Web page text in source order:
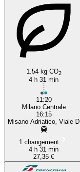
1.54 kg CO2
4 h 31 min
11:20
Milano Centrale
16:15
Misano Adriatico, Viale D
1 changement
4 h 31 min
27,35 €